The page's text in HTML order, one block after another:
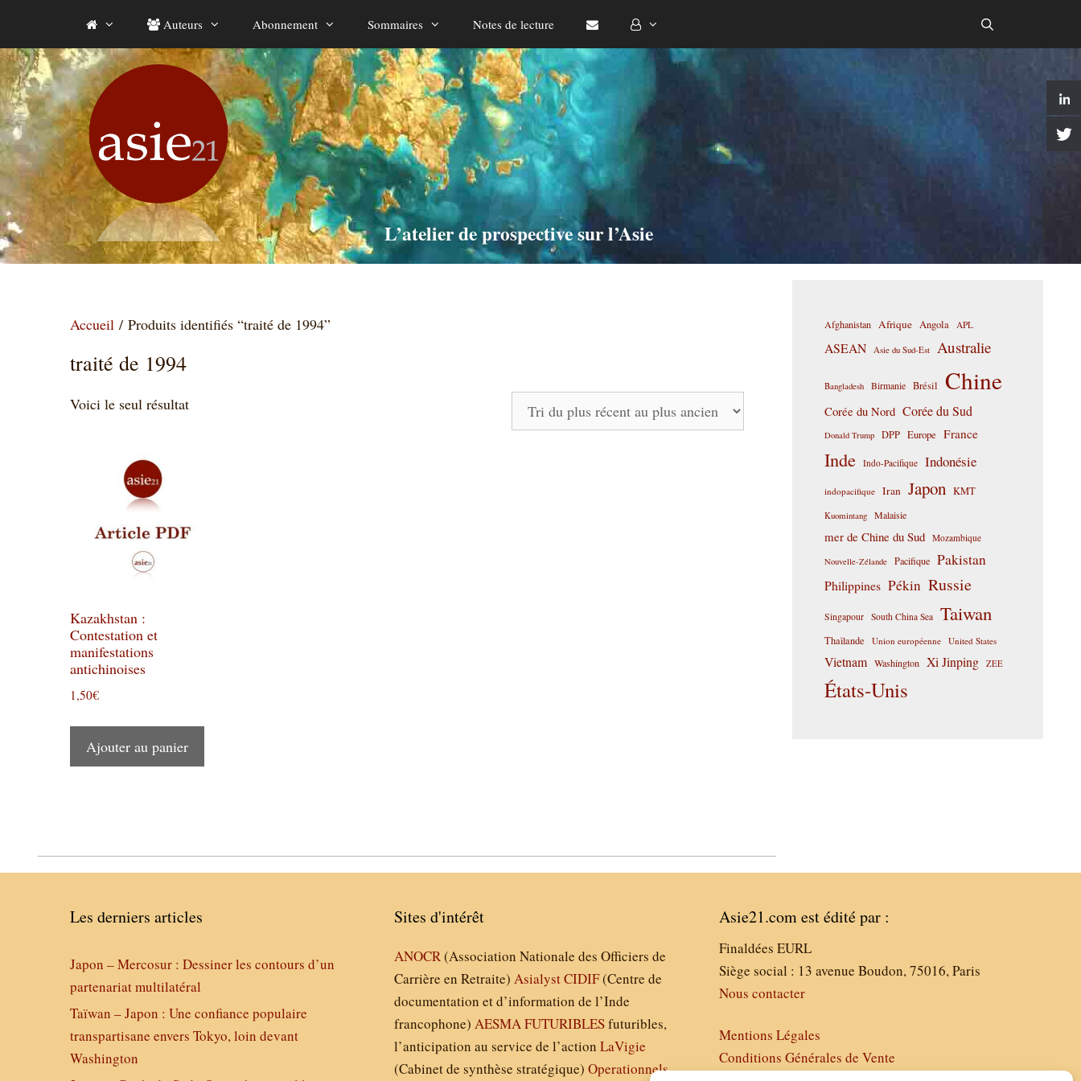
contenu
Auteurs Abonnement Sommaires Notes de lecture
L’atelier de prospective sur l’Asie
Accueil / Produits identifiés “traité de 1994”
traité de 1994
Voici le seul résultat
Kazakhstan :
Contestation et
manifestations
antichinoises
1,50€
Ajouter au panier
Afghanistan Afrique Angola APL
ASEAN Asie du Sud-Est Australie
Bangladesh Birmanie Brésil Chine
Corée du Nord Corée du Sud
Donald Trump DPP Europe France
Inde Indo-Pacifique Indonésie
indopacifique Iran Japon KMT
Kuomintang Malaisie
mer de Chine du Sud Mozambique
Nouvelle-Zélande Pacifique Pakistan
Philippines Pékin Russie
Singapour South China Sea Taiwan
Thaïlande Union européenne United States
Vietnam Washington Xi Jinping ZEE
États-Unis
Les derniers articles
Japon – Mercosur : Dessiner les contours d’un
partenariat multilatéral
Taïwan – Japon : Une confiance populaire
transpartisane envers Tokyo, loin devant
Washington
Sites d'intérêt
ANOCR(Association Nationale des Officiers de
Carrière en Retraite)AsialystCIDIF(Centre de
documentation et d’information de l’Inde
francophone)AESMAFUTURIBLESfuturibles,
l’anticipation au service de l’actionLaVigie
(Cabinet de synthèse stratégique)Operationnels
Asie21.com est édité par :
Finaldées EURL
Siège social : 13 avenue Boudon, 75016, Paris
Nous contacter
Mentions Légales
Conditions Générales de Vente